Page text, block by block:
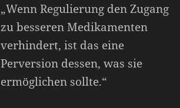
„Wenn Regulierung den Zugang
zu besseren Medikamenten
verhindert, ist das eine
Perversion dessen, was sie
ermöglichen sollte.“